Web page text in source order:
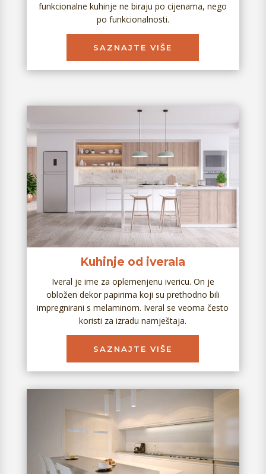
funkcionalne kuhinje ne biraju po cijenama, nego
po funkcionalnosti.
SAZNAJTE VIŠE
Kuhinje od iverala
Iveral je ime za oplemenjenu ivericu. On je
obložen dekor papirima koji su prethodno bili
impregnirani s melaminom. Iveral se veoma često
koristi za izradu namještaja.
SAZNAJTE VIŠE